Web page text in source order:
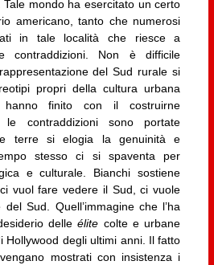
mondo ha esercitato un certo
americano, tanto che numerosi
in tale località che riesce a
contraddizioni. Non è difficile
del Sud rurale si
propri della cultura urbana
hanno finito con il costruirne
le contraddizioni sono portate
terre si elogia la genuinità e
stesso ci si spaventa per
e culturale. Bianchi sostiene
vuol fare vedere il Sud, ci vuole
Sud. Quell’immagine che l’ha
delleélite colte e urbane
Hollywood degli ultimi anni. Il fatto
mostrati con insistenza i